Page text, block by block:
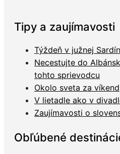
Tipy a zaujímavosti
Týždeň v južnej
Necestujte do
tohto sprievodcu
Okolo sveta za víkend
V lietadle ako v
Zaujímavosti o
Obľúbené